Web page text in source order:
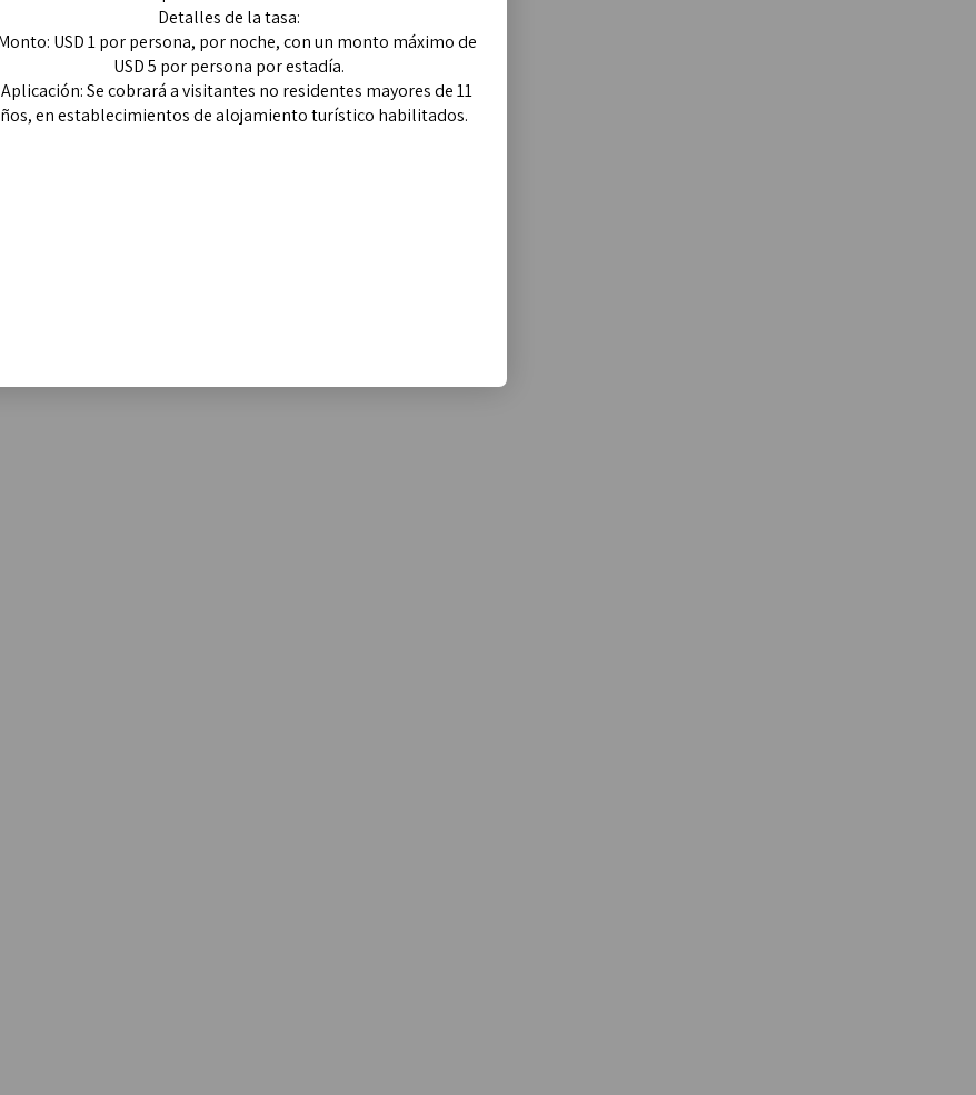
Detalles de la tasa:
USD 1 por persona, por noche, con un monto máximo de
USD 5 por persona por estadía.
Se cobrará a visitantes no residentes mayores de 11
en establecimientos de alojamiento turístico habilitados.